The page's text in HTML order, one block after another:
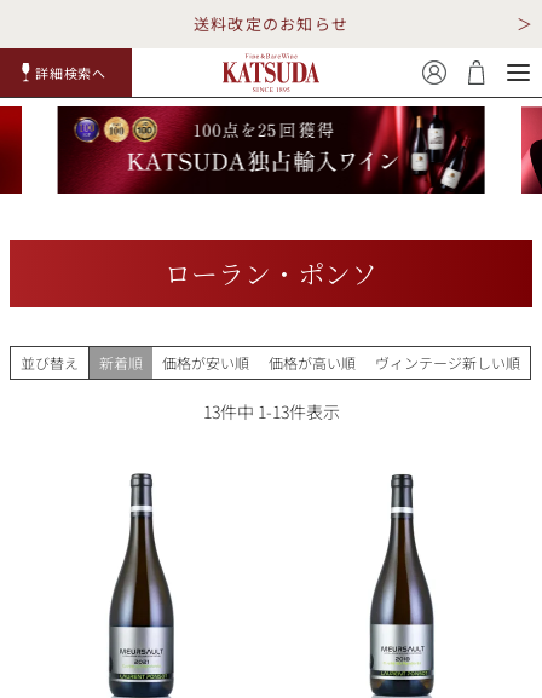
送料改定のお知らせ
詳細検索へ
白ワイ
ン ング ン
RP100
点
TOP 詳細検索する
勝田商店について
銘柄から探す
ローラン・ポンソ
並び替え 新着順 価格が安い順 価格が高い順 ヴィンテージ新しい順
13件中 1-13件表示